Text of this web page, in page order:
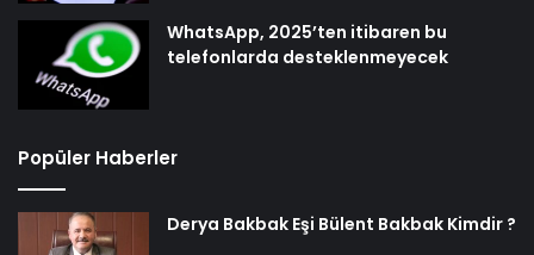
WhatsApp, 2025’ten itibaren bu
telefonlarda desteklenmeyecek
Popüler Haberler
Derya Bakbak Eşi Bülent Bakbak Kimdir ?